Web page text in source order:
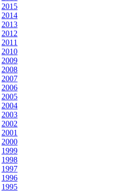
2015
2014
2013
2012
2011
2010
2009
2008
2007
2006
2005
2004
2003
2002
2001
2000
1999
1998
1997
1996
1995